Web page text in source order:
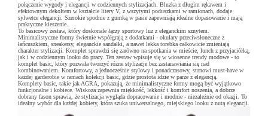
połączenie wygody i elegancji w codziennych stylizacjach. Bluzka z długim rękawem i
efektownym dekoltem w kształcie litery V, z wszytymi poduszkami w ramionach, dodaje
sylwetce elegancji. Szerokie spodnie z gumką w pasie zapewniają idealne dopasowanie i mają
praktyczne kieszenie.
To basicowy zestaw, który doskonale łączy sportowy luz z eleganckim sznytem.
Minimalistyczne formy świetnie współgrają z dodatkami - okulary przeciwsłoneczne z
łańcuszkiem, sneakersy, eleganckie sandałki, a nawet lekka torebka całkowicie zmieniają
charakter stylizacji. Komplet sprawdzi się zarówno na spotkania w mieście, lunch z przyjaciółką,
jak i w codziennym looku do pracy. Ten zestaw wpisuje się w wiosenne trendy modowe - to
komplet basic, który pozwala tworzyć różne stylizacje bez zastanawiania się nad
kombinowaniem. Komfortowy, a jednocześnie stylowy i ponadczasowy, stanowi must-have w
każdej garderobie w ramach kolekcji basic, gdzie prostota idzie w parze z elegancją.
Komplety basic, takie jak AGRA, pokazują, że minimalistyczne formy mogą być wyjątkowo
funkcjonalne i kobiece. Wiskoza zapewnia miękkość, lekkość i komfort noszenia, a dobrze
dobrany fason sprawia, że stylizacja wygląda dopracowanie i modnie - niezależnie od okazji. To
idealny wybór dla każdej kobiety, która szuka uniwersalnego, miejskiego looku z nutą elegancji.